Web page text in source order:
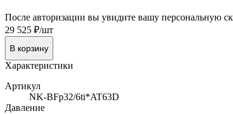
После авторизации вы увидите вашу персональную
29 525 ₽/шт
В корзину
Характеристики
Артикул
NK-BFp32/6ti*AT63D
Давление